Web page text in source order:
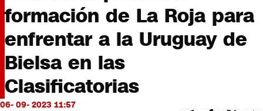
Cultura
Servicios
Bits
CNN tiempo
Futuro 360
Opinión
formación de La Roja para
enfrentar a la Uruguay de
Bielsa en las
Clasificatorias
06- 09- 2023 11:57